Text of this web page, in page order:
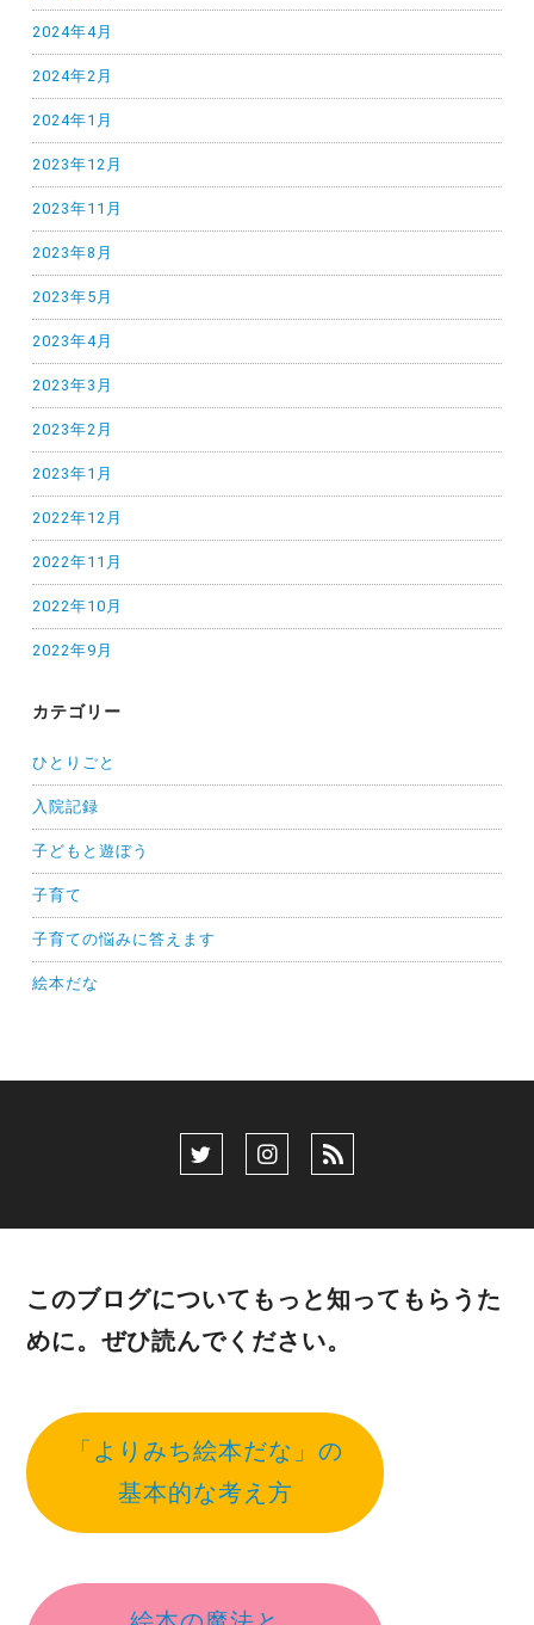
2024年4月
2024年2月
2024年1月
2023年12月
2023年11月
2023年8月
2023年5月
2023年4月
2023年3月
2023年2月
2023年1月
2022年12月
2022年11月
2022年10月
2022年9月
カテゴリー
ひとりごと
入院記録
子どもと遊ぼう
子育て
子育ての悩みに答えます
絵本だな
このブログについてもっと知ってもらうた
めに。ぜひ読んでください。
「よりみち絵本だな」の
基本的な考え方